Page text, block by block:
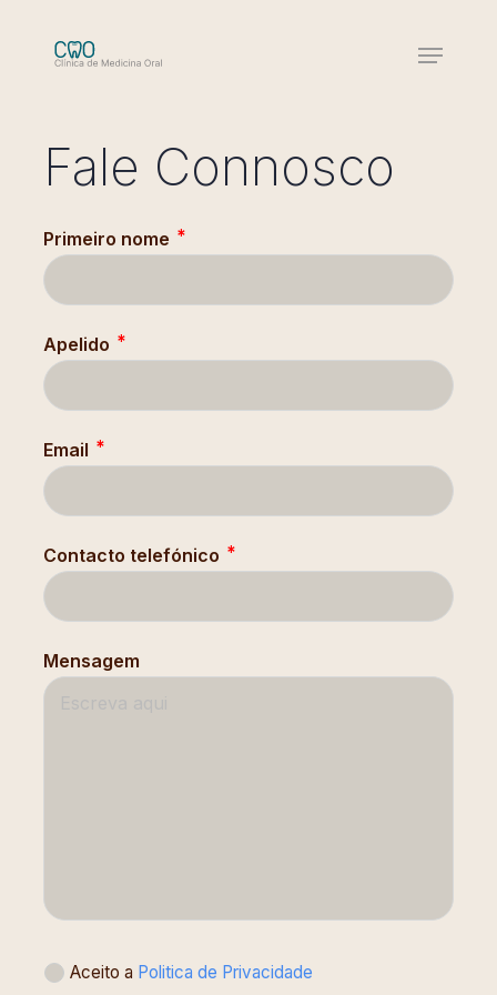
Menu
Fale Connosco
Primeiro nome
Apelido
Email
Contacto telefónico
Mensagem
Aceito a Politica de Privacidade